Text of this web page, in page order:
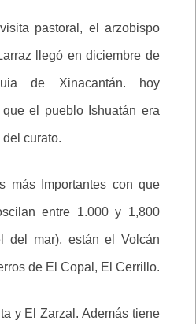
pastoral, el arzobispo
llegó en diciembre de
de Xinacantán. hoy
el pueblo Ishuatán era
curato.
más Importantes con que
entre 1.000 y 1,800
del mar), están el Volcán
de El Copal, El Cerrillo.
y El Zarzal. Además tiene